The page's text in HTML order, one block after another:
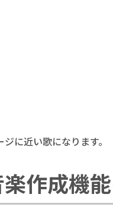
に近い歌になります。
作成機能